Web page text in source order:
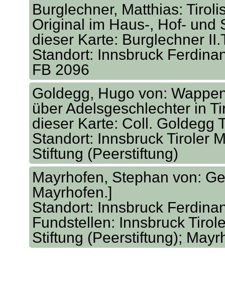
Burglechner, Matthias:
Original im Haus-, Hof- und
dieser Karte: Burglechner
Standort: Innsbruck
FB 2096
Goldegg, Hugo von:
über Adelsgeschlechter in
dieser Karte: Coll. Goldegg
Standort: Innsbruck Tiroler
Stiftung (Peerstiftung)
Mayrhofen, Stephan von:
Mayrhofen.]
Standort: Innsbruck
Fundstellen: Innsbruck
Stiftung (Peerstiftung);